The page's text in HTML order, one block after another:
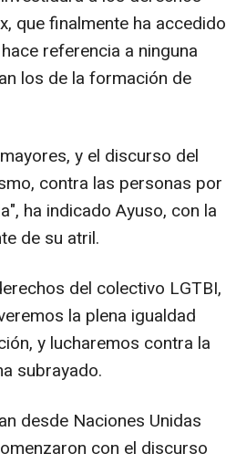
que finalmente ha accedido
referencia a ninguna
los de la formación de
y el discurso del
contra las personas por
ha indicado Ayuso, con la
de su atril.
del colectivo LGTBI,
la plena igualdad
y lucharemos contra la
subrayado.
desde Naciones Unidas
con el discurso